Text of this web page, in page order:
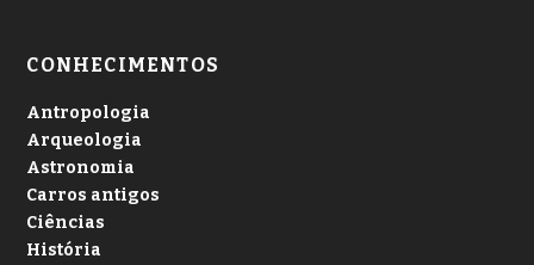
CONHECIMENTOS
Antropologia
Arqueologia
Astronomia
Carros antigos
Ciências
História